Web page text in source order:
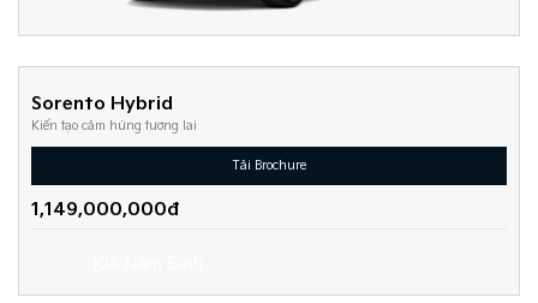
Sorento Hybrid
Kiến tạo cảm hứng tương lai
Tải Brochure
1,149,000,000đ